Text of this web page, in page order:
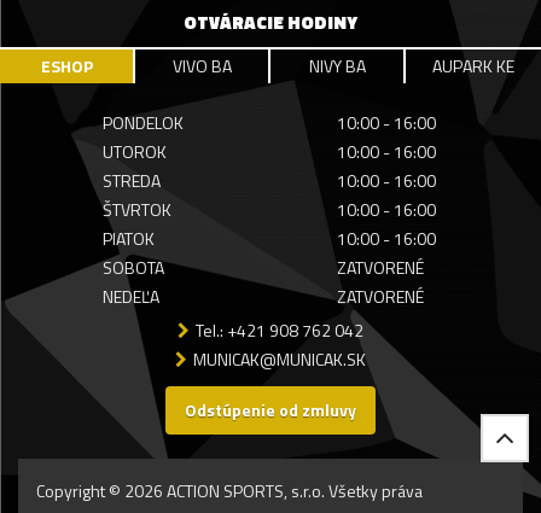
OTVÁRACIE HODINY
ESHOP VIVO BA NIVY BA AUPARK KE
PONDELOK
10:00 - 16:00
UTOROK
10:00 - 16:00
STREDA
10:00 - 16:00
ŠTVRTOK
10:00 - 16:00
PIATOK
10:00 - 16:00
SOBOTA
ZATVORENÉ
NEDEĽA
ZATVORENÉ
Tel.: +421 908 762 042
MUNICAK@MUNICAK.SK
Odstúpenie od zmluvy
Copyright © 2026 ACTION SPORTS, s.r.o. Všetky práva